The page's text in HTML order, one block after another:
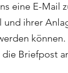
eine E-Mail
und ihrer
Briefpost